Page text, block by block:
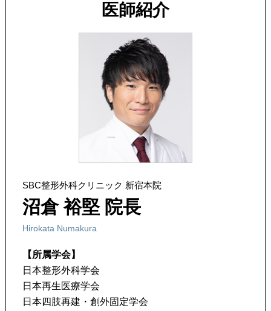
医師紹介
SBC整形外科クリニック 新宿本院
沼倉 裕堅 院長
Hirokata Numakura
【所属学会】
日本整形外科学会
日本再生医療学会
日本四肢再建・創外固定学会